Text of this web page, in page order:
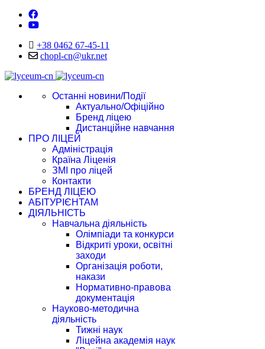
+38 0462 67-45-11
chopl-cn@ukr.net
Останні новини/Події
Актуально/Офіційно
Бренд ліцею
Дистанційне навчання
ПРО ЛІЦЕЙ
Адміністрація
Країна Ліценія
ЗМІ про ліцей
Контакти
БРЕНД ЛІЦЕЮ
АБІТУРІЄНТАМ
ДІЯЛЬНІСТЬ
Навчальна діяльність
Олімпіади та конкурси
Відкриті уроки, освітні
заходи
Організація роботи,
накази
Нормативно-правова
документація
Науково-методична
діяльність
Тижні наук
Ліцейна академія наук